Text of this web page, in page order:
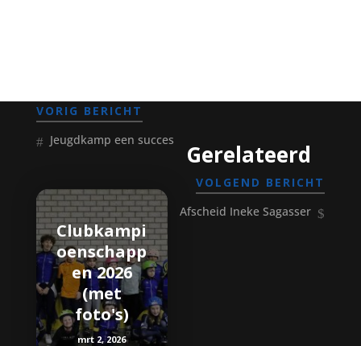
VORIG BERICHT
Jeugdkamp een succes
VOLGEND BERICHT
Afscheid Ineke Sagasser
Gerelateerd
Clubkampi
oenschapp
en 2026
(met
foto's)
mrt 2, 2026